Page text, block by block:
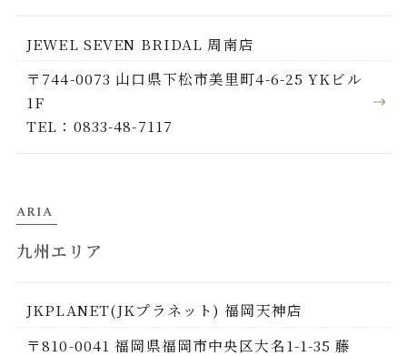
JEWEL SEVEN BRIDAL 周南店
〒744-0073 山口県下松市美里町4-6-25 YKビル
1F
TEL：0833-48-7117
ARIA
九州エリア
JKPLANET(JKプラネット) 福岡天神店
〒810-0041 福岡県福岡市中央区大名1-1-35 藤